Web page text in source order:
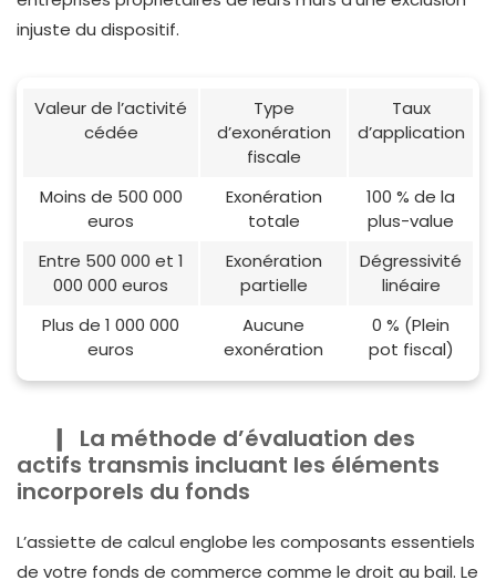
injuste du dispositif.
Valeur de l’activité
cédée
Type
d’exonération
fiscale
Taux
d’application
Moins de 500 000
euros
Exonération
totale
100 % de la
plus-value
Entre 500 000 et 1
000 000 euros
Exonération
partielle
Dégressivité
linéaire
Plus de 1 000 000
euros
Aucune
exonération
0 % (Plein
pot fiscal)
La méthode d’évaluation des
actifs transmis incluant les éléments
incorporels du fonds
L’assiette de calcul englobe les composants essentiels
de votre fonds de commerce comme le droit au bail. Le